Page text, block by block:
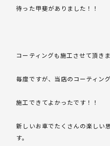
待った甲斐がありました！！
コーティングも施工させて頂きま
毎度ですが、当店のコーティン
施工できてよかったです！！
新しいお車でたくさんの楽しい
す。